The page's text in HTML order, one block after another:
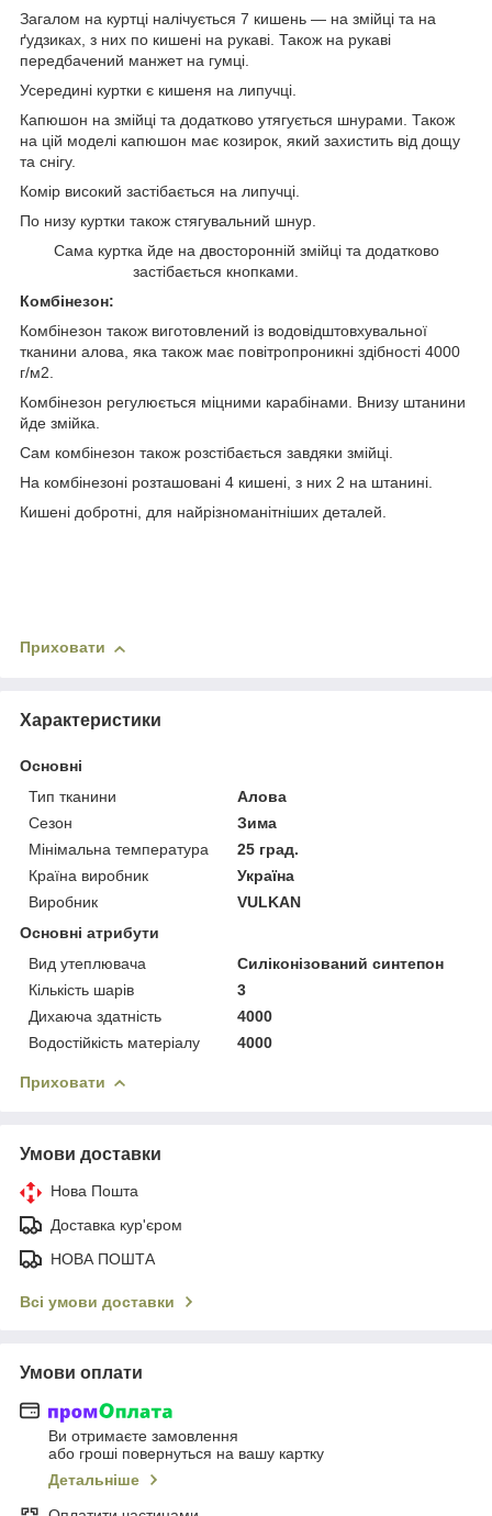
Загалом на куртці налічується 7 кишень — на змійці та на
ґудзиках, з них по кишені на рукаві. Також на рукаві
передбачений манжет на гумці.
Усередині куртки є кишеня на липучці.
Капюшон на змійці та додатково утягується шнурами. Також
на цій моделі капюшон має козирок, який захистить від дощу
та снігу.
Комір високий застібається на липучці.
По низу куртки також стягувальний шнур.
Сама куртка йде на двосторонній змійці та додатково
застібається кнопками.
Комбінезон:
Комбінезон також виготовлений із водовідштовхувальної
тканини алова, яка також має повітропроникні здібності 4000
г/м2.
Комбінезон регулюється міцними карабінами. Внизу штанини
йде змійка.
Сам комбінезон також розстібається завдяки змійці.
На комбінезоні розташовані 4 кишені, з них 2 на штанині.
Кишені добротні, для найрізноманітніших деталей.
Приховати
Характеристики
Основні
Тип тканини
Алова
Сезон
Зима
Мінімальна температура
25 град.
Країна виробник
Україна
Виробник
VULKAN
Основні атрибути
Вид утеплювача
Силіконізований синтепон
Кількість шарів
3
Дихаюча здатність
4000
Водостійкість матеріалу
4000
Приховати
Умови доставки
Нова Пошта
Доставка кур'єром
НОВА ПОШТА
Всі умови доставки
Умови оплати
Ви отримаєте замовлення
або гроші повернуться на вашу картку
Детальніше